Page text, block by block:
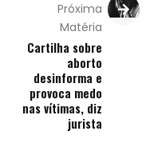
Próxima
Matéria
Cartilha sobre
aborto
desinforma e
provoca medo
nas vítimas, diz
jurista